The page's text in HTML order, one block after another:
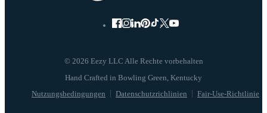
© 2026 Eezy LLC Alle Rechte vorbehalten
Nutzungsbedingungen Datenschutzrichlinien Fair-Use-Richtlinie